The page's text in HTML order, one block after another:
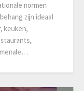
normen
zijn ideaal
keuken,